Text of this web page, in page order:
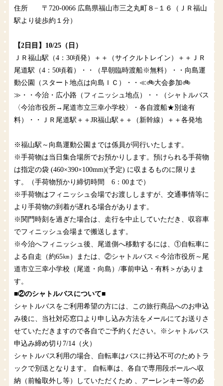
住所 〒720-0066 広島県福山市三之丸町８−１６（ＪＲ福山
駅より徒歩約１分）
【2日目】10/25（日）
ＪＲ福山駅（4：30頃発）＋＋（サイクルトレイン）＋＋ＪＲ
尾道駅（4：50頃着）・・（早朝臨時渡船※無料）・・向島運
動公園（スタート地点は向島ＩＣ）・・≪🚲大会参加🚲
≫・・今治・広小路（フィニッシュ地点）・・（シャトルバス
〈今治市役所→尾道市立三幸小学校〉・各自渡船★別途有
料）・・ＪＲ尾道駅＋＋JR福山駅＋＋（新幹線）＋＋各発地
※福山駅～向島運動公園までは係員が同行いたします。
※手荷物は当日集合場所でお預かりします。預けられる手荷物
は指定の袋 (460×390×100mm)(予定) に収まるものに限りま
す。（手荷物預かり締切時間 6：00まで）
※手荷物はフィニッシュ会場でお渡ししますが、交通事情等に
より手荷物の到着が遅れる場合があります。
※関門時刻を過ぎた場合は、走行を中止していただき、収容車
でフィニッシュ会場まで搬送します。
※今治へフィニッシュ後、尾道側へ移動するには、①自転車に
よる自走（約65㎞）または、②シャトルバス＜今治市役所～尾
道市立三幸小学校（尾道・向島）/事前申込・有料＞がありま
す。
■②のシャトルバスについて■
シャトルバスをご利用希望の方には、この旅行商品へのお申込
み後に、当社対応窓口より申し込み方法をメールにてお送りさ
せていただきますので各自でご予約ください。※シャトルバス
申込み締め切り7/14（火）
シャトルバス利用の場合、自転車はバスに持込不可のためトラ
ックで別送となります。 自転車は、各自で専用段ボールへ収
納（前輪取外し等）していただくため 、アーレンキー等の必